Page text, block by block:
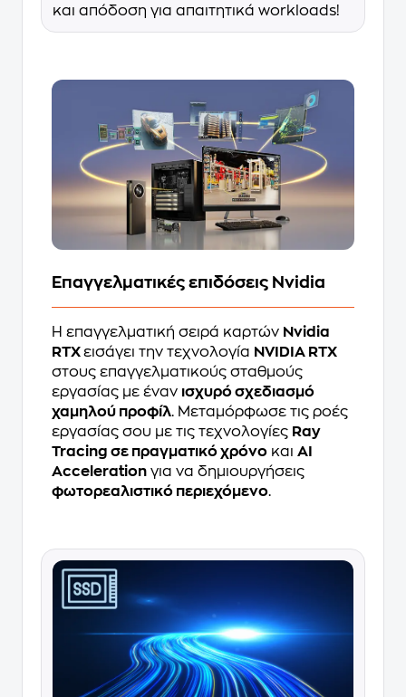
και απόδοση για απαιτητικά workloads!
Επαγγελματικές επιδόσεις Nvidia
Η επαγγελματική σειρά καρτών Nvidia
RTXεισάγει την τεχνολογία NVIDIA RTX
στους επαγγελματικούς σταθμούς
εργασίας με έναν ισχυρό σχεδιασμό
χαμηλού προφίλ. Μεταμόρφωσε τις ροές
εργασίας σου με τις τεχνολογίες Ray
Tracing σε πραγματικό χρόνο και AI
Acceleration για να δημιουργήσεις
φωτορεαλιστικό περιεχόμενο.